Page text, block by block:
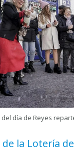
día de Reyes
la Lotería